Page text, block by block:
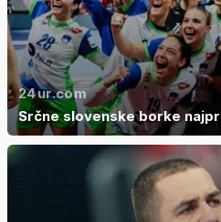
24ur.com
Srčne slovenske borke